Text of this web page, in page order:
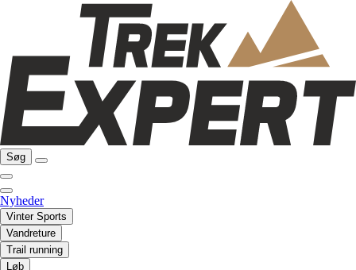
Søg
Nyheder
Vinter Sports
Vandreture
Trail running
Løb